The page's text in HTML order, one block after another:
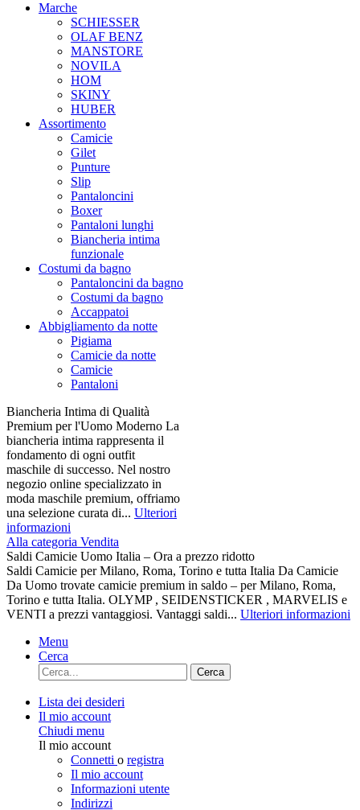
Marche
SCHIESSER
OLAF BENZ
MANSTORE
NOVILA
HOM
SKINY
HUBER
Assortimento
Camicie
Gilet
Punture
Slip
Pantaloncini
Boxer
Pantaloni lunghi
Biancheria intima
funzionale
Costumi da bagno
Pantaloncini da bagno
Costumi da bagno
Accappatoi
Abbigliamento da notte
Pigiama
Camicie da notte
Camicie
Pantaloni
Biancheria Intima di Qualità
Premium per l'Uomo Moderno La
biancheria intima rappresenta il
fondamento di ogni outfit
maschile di successo. Nel nostro
negozio online specializzato in
moda maschile premium, offriamo
una selezione curata di... Ulteriori
informazioni
Alla categoria Vendita
Saldi Camicie Uomo Italia – Ora a prezzo ridotto
Saldi Camicie per Milano, Roma, Torino e tutta Italia Da Camicie
Da Uomo trovate camicie premium in saldo – per Milano, Roma,
Torino e tutta Italia. OLYMP , SEIDENSTICKER , MARVELIS e
VENTI a prezzi vantaggiosi. Vantaggi saldi... Ulteriori informazioni
Menu
Cerca
Cerca
Lista dei desideri
Il mio account
Chiudi menu
Il mio account
Connetti o registra
Il mio account
Informazioni utente
Indirizzi